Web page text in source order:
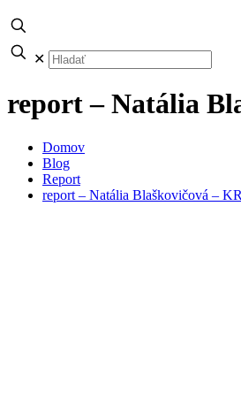
✕
report – Natália
Domov
Blog
Report
report – Natália Blaškovičová –